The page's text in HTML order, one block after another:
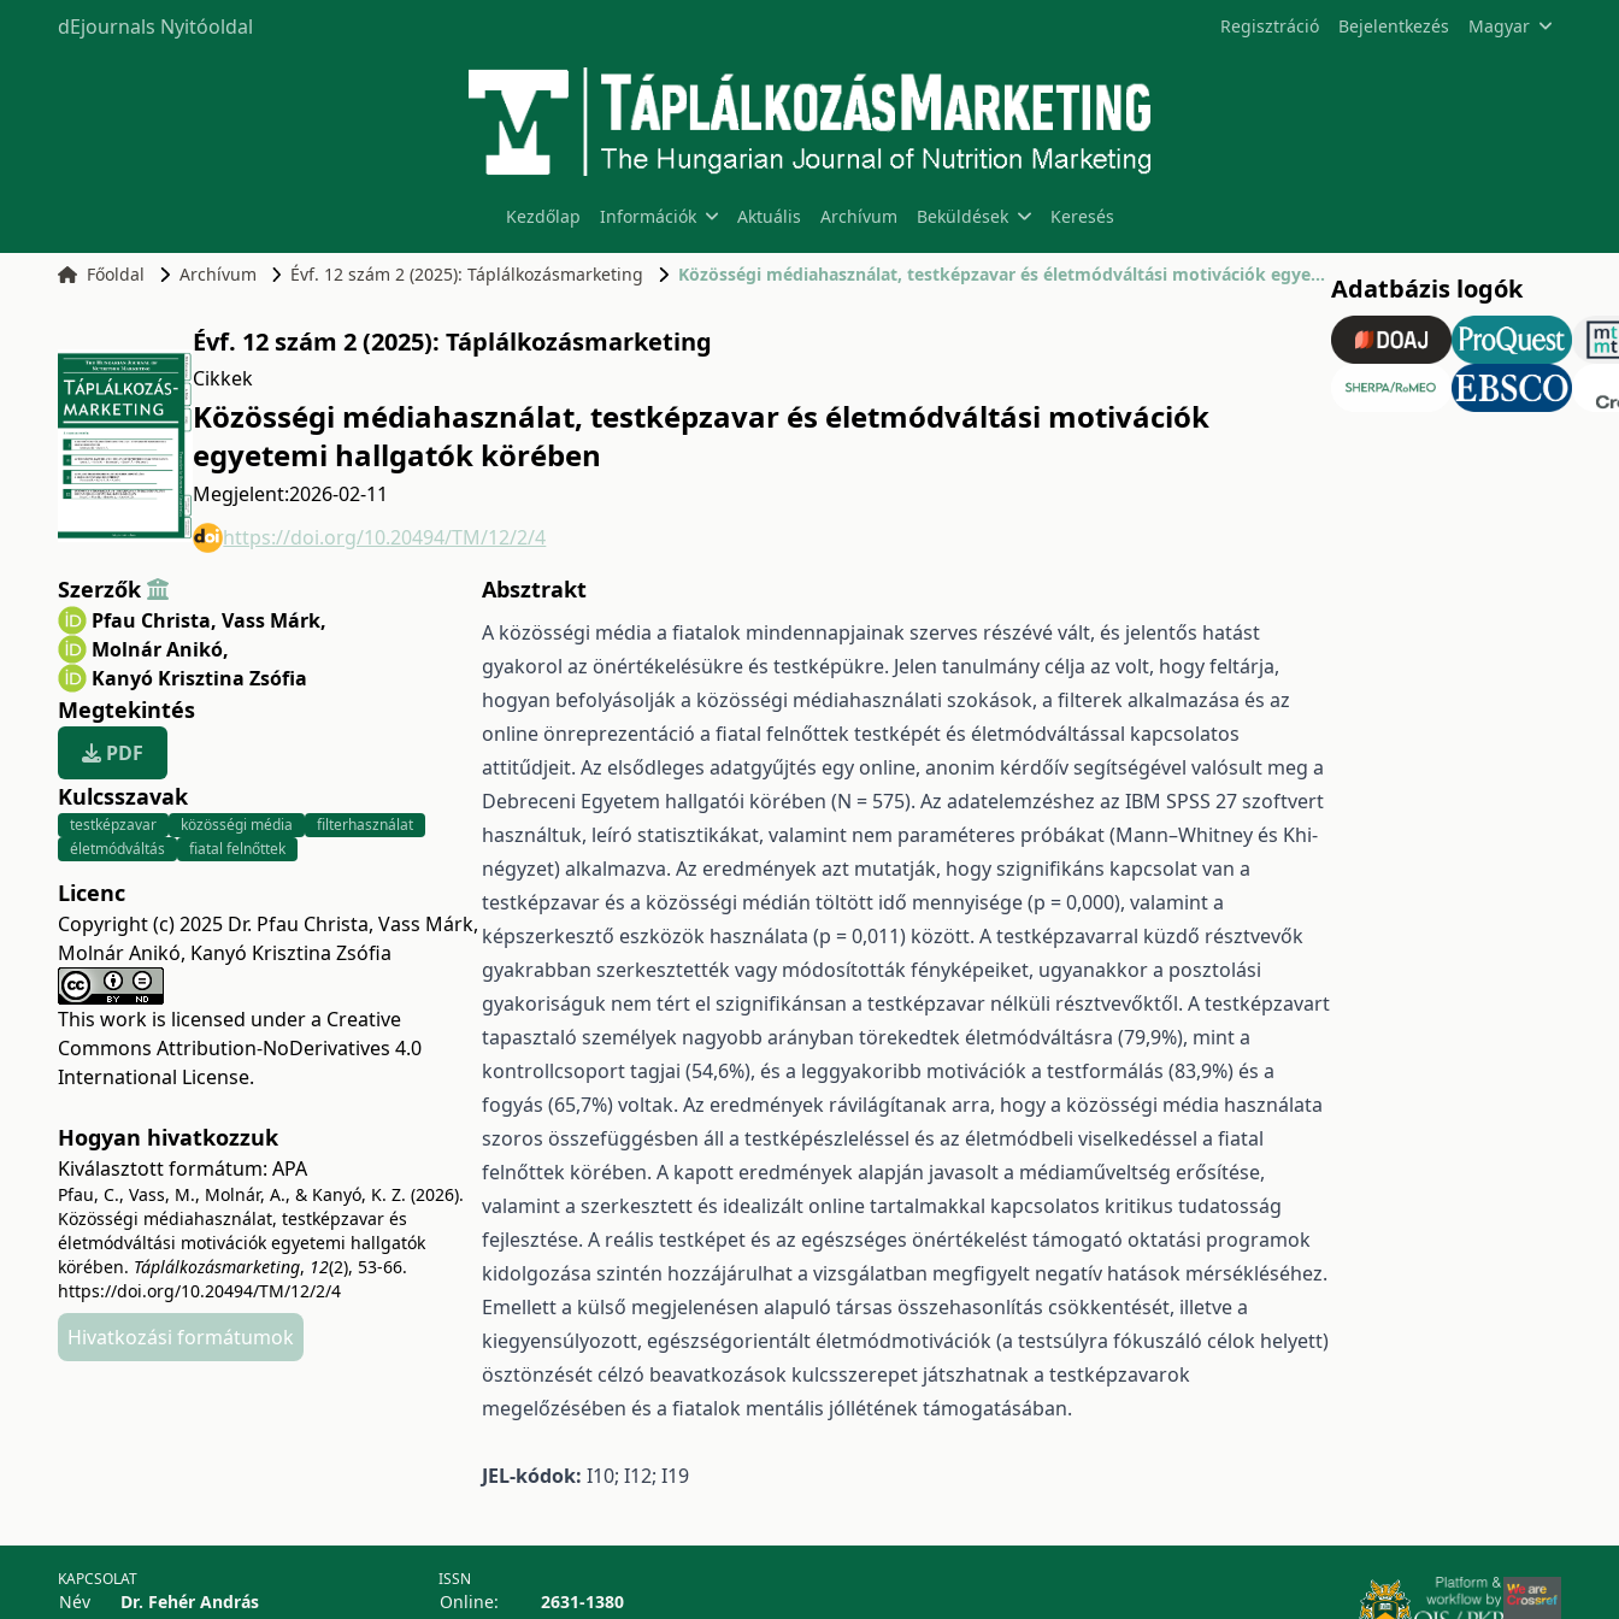
dEjournals Nyitóoldal Regisztráció Bejelentkezés Magyar
Kezdőlap Információk Aktuális Archívum Beküldések Keresés
Főoldal Archívum Évf. 12 szám 2 (2025): Táplálkozásmarketing Közösségi médiahasználat, testképzavar és életmódváltási motivációk egyetemi hallgatók körében
Évf. 12 szám 2 (2025): Táplálkozásmarketing
Cikkek
Közösségi médiahasználat, testképzavar és életmódváltási motivációk
egyetemi hallgatók körében
Megjelent:2026-02-11
https://doi.org/10.20494/TM/12/2/4
Szerzők
Pfau Christa, Vass Márk,
Molnár Anikó,
Kanyó Krisztina Zsófia
Megtekintés
PDF
Kulcsszavak
testképzavar közösségi média
filterhasználat
életmódváltás
fiatal felnőttek
Licenc
Copyright (c) 2025 Dr. Pfau Christa, Vass Márk,
Molnár Anikó, Kanyó Krisztina Zsófia
This work is licensed under a Creative
Commons Attribution-NoDerivatives 4.0
International License.
Hogyan hivatkozzuk
Kiválasztott formátum: APA
Pfau, C., Vass, M., Molnár, A., & Kanyó, K. Z. (2026).
Közösségi médiahasználat, testképzavar és
életmódváltási motivációk egyetemi hallgatók
körében. Táplálkozásmarketing, 12(2), 53-66.
https://doi.org/10.20494/TM/12/2/4
Hivatkozási formátumok
Absztrakt
A közösségi média a fiatalok mindennapjainak szerves részévé vált, és jelentős hatást
gyakorol az önértékelésükre és testképükre. Jelen tanulmány célja az volt, hogy feltárja,
hogyan befolyásolják a közösségi médiahasználati szokások, a filterek alkalmazása és az
online önreprezentáció a fiatal felnőttek testképét és életmódváltással kapcsolatos
attitűdjeit. Az elsődleges adatgyűjtés egy online, anonim kérdőív segítségével valósult meg a
Debreceni Egyetem hallgatói körében (N = 575). Az adatelemzéshez az IBM SPSS 27 szoftvert
használtuk, leíró statisztikákat, valamint nem paraméteres próbákat (Mann–Whitney és Khi-
négyzet) alkalmazva. Az eredmények azt mutatják, hogy szignifikáns kapcsolat van a
testképzavar és a közösségi médián töltött idő mennyisége (p = 0,000), valamint a
képszerkesztő eszközök használata (p = 0,011) között. A testképzavarral küzdő résztvevők
gyakrabban szerkesztették vagy módosították fényképeiket, ugyanakkor a posztolási
gyakoriságuk nem tért el szignifikánsan a testképzavar nélküli résztvevőktől. A testképzavart
tapasztaló személyek nagyobb arányban törekedtek életmódváltásra (79,9%), mint a
kontrollcsoport tagjai (54,6%), és a leggyakoribb motivációk a testformálás (83,9%) és a
fogyás (65,7%) voltak. Az eredmények rávilágítanak arra, hogy a közösségi média használata
szoros összefüggésben áll a testképészleléssel és az életmódbeli viselkedéssel a fiatal
felnőttek körében. A kapott eredmények alapján javasolt a médiaműveltség erősítése,
valamint a szerkesztett és idealizált online tartalmakkal kapcsolatos kritikus tudatosság
fejlesztése. A reális testképet és az egészséges önértékelést támogató oktatási programok
kidolgozása szintén hozzájárulhat a vizsgálatban megfigyelt negatív hatások mérsékléséhez.
Emellett a külső megjelenésen alapuló társas összehasonlítás csökkentését, illetve a
kiegyensúlyozott, egészségorientált életmódmotivációk (a testsúlyra fókuszáló célok helyett)
ösztönzését célzó beavatkozások kulcsszerepet játszhatnak a testképzavarok
megelőzésében és a fiatalok mentális jóllétének támogatásában.
JEL-kódok: I10; I12; I19
Adatbázis logók
KAPCSOLAT
Név
Dr. Fehér András
ISSN
Online:
2631-1380